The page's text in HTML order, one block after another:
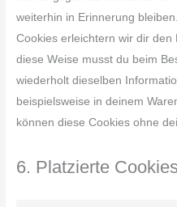
weiterhin in Erinnerung
Cookies erleichtern wir dir den
diese Weise musst du beim
wiederholt dieselben
beispielsweise in deinem
können diese Cookies ohne
6. Platzierte Cookies